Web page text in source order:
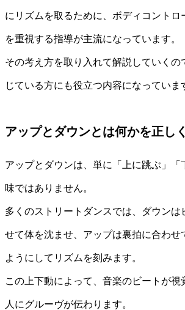
にリズムを取るために、ボディコントロ
を重視する指導が主流になっています。
その考え方を取り入れて解説していくの
じている方にも役立つ内容になっていま
アップとダウンとは何かを正し
アップとダウンは、単に「上に跳ぶ」「
味ではありません。
多くのストリートダンスでは、ダウンは
せて体を沈ませ、アップは裏拍に合わせ
ようにしてリズムを刻みます。
この上下動によって、音楽のビートが視
人にグルーヴが伝わります。